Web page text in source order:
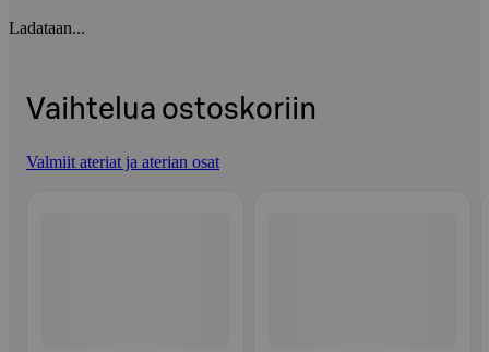
Ladataan...
Vaihtelua ostoskoriin
Valmiit ateriat ja aterian osat